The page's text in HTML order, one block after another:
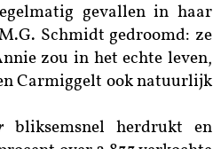
gevallen in haar
Schmidt gedroomd: ze
zou in het echte leven,
Carmiggelt ook natuurlijk
bliksemsnel herdrukt en